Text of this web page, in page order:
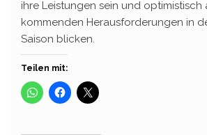
ihre Leistungen sein und optimistisch
kommenden Herausforderungen in
Saison blicken.
Teilen mit: